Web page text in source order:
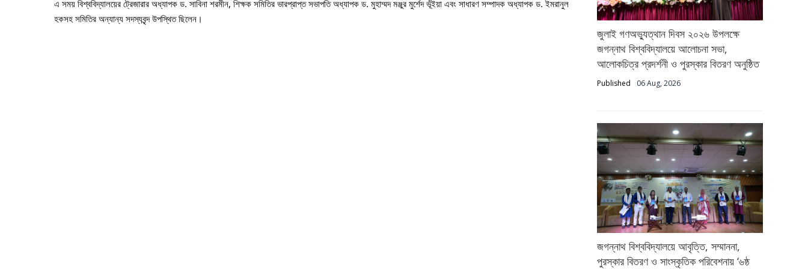
এ সময় বিশ্ববিদ্যালয়ের ট্রেজারার অধ্যাপক ড. সাবিনা শরমীন, শিক্ষক সমিতির ভারপ্রাপ্ত সভাপতি অধ্যাপক ড. মুহাম্মদ মঞ্জুর মুর্শেদ ভূঁইয়া এবং সাধারণ সম্পাদক অধ্যাপক ড. ইমরানুল
হকসহ সমিতির অন্যান্য সদস্যবৃন্দ উপস্থিত ছিলেন।
জুলাই গণঅভ্যুত্থান দিবস ২০২৬ উপলক্ষে
জগন্নাথ বিশ্ববিদ্যালয়ে আলোচনা সভা,
আলোকচিত্র প্রদর্শনী ও পুরস্কার বিতরণ অনুষ্ঠিত
Published 06 Aug, 2026
জগন্নাথ বিশ্ববিদ্যালয়ে আবৃত্তি, সম্মাননা,
পুরস্কার বিতরণ ও সাংস্কৃতিক পরিবেশনায় ‘৬ষ্ঠ